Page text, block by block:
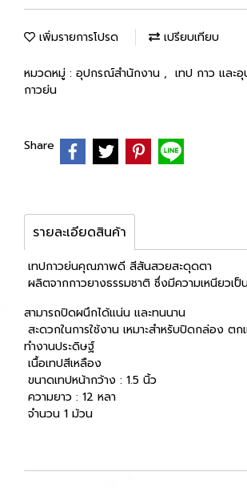
เพิ่มรายการโปรด เปรียบเทียบ
หมวดหมู่ : อุปกรณ์สำนักงาน , เทป กาว และ
กาวย่น
Share
รายละเอียดสินค้า
เทปกาวย่นคุณภาพดี สีสันสวยสะดุดตา
ผลิตจากกาวยางธรรมชาติ ซึ่งมีความเหนียวเป็
สามารถปิดผนึกได้แน่น และทนนาน
สะดวกในการใช้งาน เหมาะสำหรับปิดกล่อง ต
ทำงานประดิษฐ์
เนื้อเทปสีเหลือง
ขนาดเทปหน้ากว้าง : 1.5 นิ้ว
ความยาว : 12 หลา
จำนวน 1 ม้วน